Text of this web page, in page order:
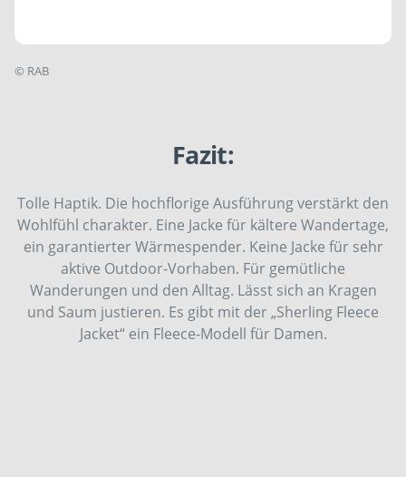
© RAB
Fazit:
Tolle Haptik. Die hochflorige Ausführung verstärkt den
Wohlfühl charakter. Eine Jacke für kältere Wandertage,
ein garantierter Wärmespender. Keine Jacke für sehr
aktive Outdoor-Vorhaben. Für gemütliche
Wanderungen und den Alltag. Lässt sich an Kragen
und Saum justieren. Es gibt mit der „Sherling Fleece
Jacket“ ein Fleece-Modell für Damen.